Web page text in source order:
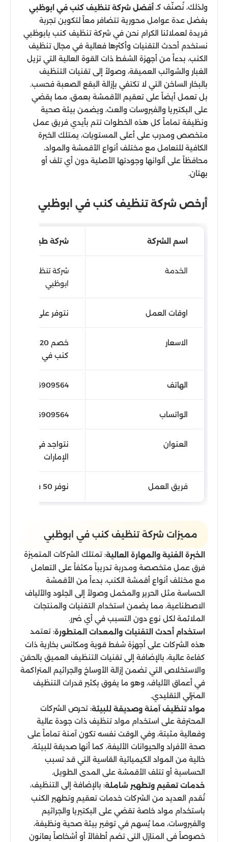
ولذلك، نُصنّف كـأفضل شركة تنظيف كنب في ابوظبي
بفضل عدة عوامل محورية تتضافر معاً لتكوين تجربة
فريدة لعملائنا الكرام نحن في شركة تنظيف كنب بابوظبي
نستخدم أحدث التقنيات وأكثرها فعالية في مجال تنظيف
الكنب، بدءاً من أجهزة الشفط ذات القوة العالية التي تزيل
الغبار والشوائب العميقة، وصولاً إلى تقنيات التنظيف
بالبخار الساخن التي لا تكتفي بإزالة البقع الصعبة فحسب.
بل تعمل أيضاً على تعقيم الأقمشة بعمق، مما يقضي
على البكتيريا والفيروسات والعث، ويضمن بيئة صحية
ونظيفة تماماً كل هذه الخطوات تتم بأيدي فريق عمل
متخصص ومدرب على أعلى المستويات، يمتلك الخبرة
الكافية للتعامل مع مختلف أنواع الأقمشة والمواد،
محافظاً على ألوانها وجودتها الأصلية دون أي تلف أو
بهتان.
أرخص شركة تنظيف كنب في ابوظبي
اسم الشركة شركة طيور الجنة
الخدمة
شركة تنظيف كنب في
ابوظبي
اوقات العمل نتوفر على مدار 24 ساعة
الاسعار
كنب في ابوظبي
الهاتف 0566909564
الواتساب 971566909564
العنوان
نتواجد في جميع
الإمارات
فريق العمل نوفر 50 فني
مميزات شركة تنظيف كنب في ابوظبي
الخبرة الفنية والمهارة العالية: تمتلك الشركات المتميزة
فرق عمل متخصصة ومدربة تدريباً مكثفاً على التعامل
مع مختلف أنواع أقمشة الكنب، بدءاً من الأقمشة
الحساسة مثل الحرير والمخمل وصولاً إلى الجلود والألياف
الاصطناعية، مما يضمن استخدام التقنيات والمنتجات
الملائمة لكل نوع دون التسبب في أي ضرر.
استخدام أحدث التقنيات والمعدات المتطورة: تعتمد
هذه الشركات على أجهزة شفط قوية ومكانس بخارية ذات
كفاءة عالية، بالإضافة إلى تقنيات التنظيف العميق بالحقن
والاستخلاص التي تضمن إزالة الأوساخ والجراثيم المتراكمة
في أعماق الألياف، وهو ما يفوق بكثير قدرات التنظيف
المنزلي التقليدي.
مواد تنظيف آمنة وصديقة للبيئة: تحرص الشركات
المحترفة على استخدام مواد تنظيف ذات جودة عالية
وفعالية مثبتة، وفي الوقت نفسه تكون آمنة تماماً على
صحة الأفراد والحيوانات الأليفة، كما أنها صديقة للبيئة،
خالية من المواد الكيميائية القاسية التي قد تسبب
الحساسية أو تتلف الأقمشة على المدى الطويل.
خدمات تعقيم وتطهير شاملة: بالإضافة إلى التنظيف،
تُقدم العديد من الشركات خدمات تعقيم وتطهير الكنب
باستخدام مواد خاصة تقضي على البكتيريا والجراثيم
والفيروسات، مما يُسهم في توفير بيئة صحية ونظيفة،
خصوصاً في المنازل التي تضم أطفالاً أو أشخاصاً يعانون